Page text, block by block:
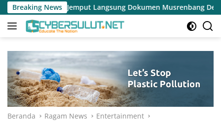
Langsung
ke
konten
Breaking News
Dokumen Musrenbang Desa Pemerintah Desa
Beranda Ragam News Entertainment